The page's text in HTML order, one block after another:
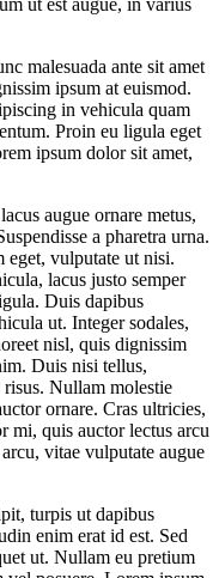
malesuada ante sit amet
ipsum at euismod.
in vehicula quam
Proin eu ligula eget
ipsum dolor sit amet,
augue ornare metus,
a pharetra urna.
eget, vulputate ut nisi.
lacus justo semper
Duis dapibus
ut. Integer sodales,
nisl, quis dignissim
Duis nisi tellus,
Nullam molestie
ornare. Cras ultricies,
mi, quis auctor lectus arcu
vitae vulputate augue
turpis ut dapibus
enim erat id est. Sed
ut. Nullam eu pretium